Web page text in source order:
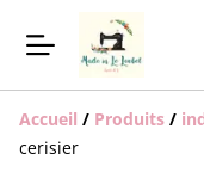
Accueil / Produits /
cerisier